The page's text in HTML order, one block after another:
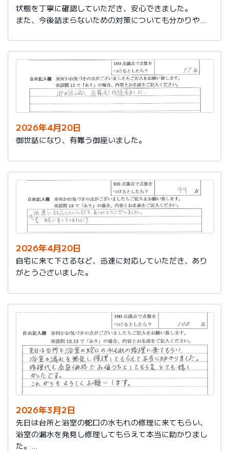
状態を丁寧に確認していただき、安心できました。
また、今後詰まらないための対策についても分かりやす
ありがとうございました。
2026年4月20日
御世話になり、有難う御座いました。
2026年4月20日
自宅に来て下さるなど、迅速に対応していただき、あり
がとうございました。
2026年3月2日
先日は台所と浴室の蛇口の水もれの修理に来てもらい、
浴室の漏水を発見し修理してもらえて本当に助かりまし
た。